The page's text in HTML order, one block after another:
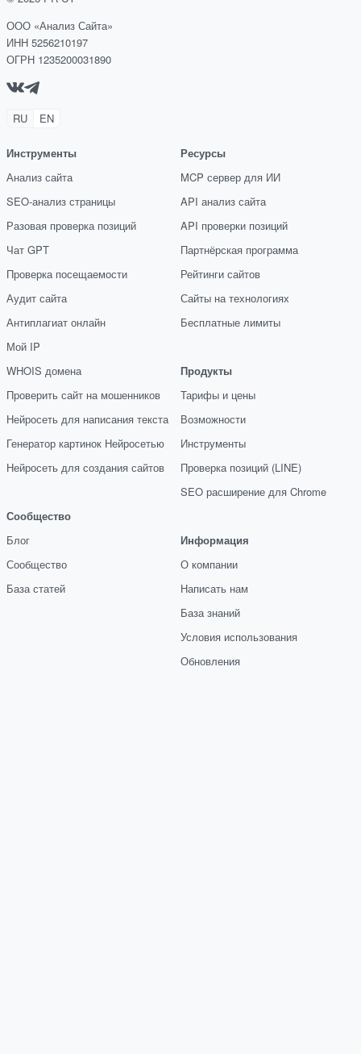
ООО «Анализ Сайта»
ИНН 5256210197
ОГРН 1235200031890
RU EN
Инструменты
Анализ сайта
SEO-анализ страницы
Разовая проверка позиций
Чат GPT
Проверка посещаемости
Аудит сайта
Антиплагиат онлайн
Мой IP
WHOIS домена
Проверить сайт на мошенников
Нейросеть для написания текста
Генератор картинок Нейросетью
Нейросеть для создания сайтов
Сообщество
Блог
Сообщество
База статей
Ресурсы
MCP сервер для ИИ
API анализ сайта
API проверки позиций
Партнёрская программа
Рейтинги сайтов
Сайты на технологиях
Бесплатные лимиты
Продукты
Тарифы и цены
Возможности
Инструменты
Проверка позиций (LINE)
SEO расширение для Chrome
Информация
О компании
Написать нам
База знаний
Условия использования
Обновления